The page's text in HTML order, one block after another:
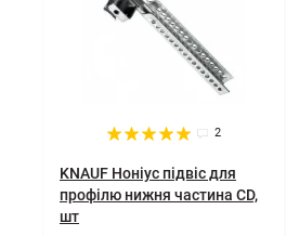
2
KNAUF Ноніус підвіс для
профілю нижня частина CD,
шт